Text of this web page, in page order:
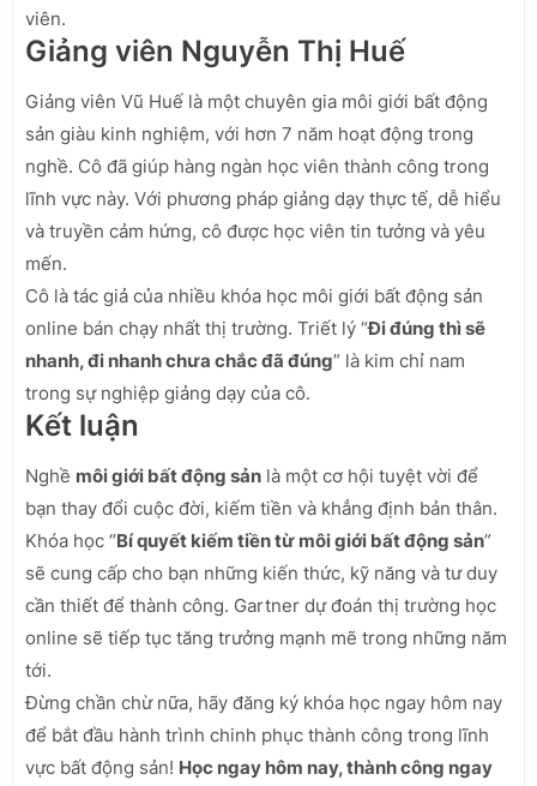
viên.
Giảng viên Nguyễn Thị Huế
Giảng viên Vũ Huế là một chuyên gia môi giới bất động
sản giàu kinh nghiệm, với hơn 7 năm hoạt động trong
nghề. Cô đã giúp hàng ngàn học viên thành công trong
lĩnh vực này. Với phương pháp giảng dạy thực tế, dễ hiểu
và truyền cảm hứng, cô được học viên tin tưởng và yêu
mến.
Cô là tác giả của nhiều khóa học môi giới bất động sản
online bán chạy nhất thị trường. Triết lý “Đi đúng thì sẽ
nhanh, đi nhanh chưa chắc đã đúng” là kim chỉ nam
trong sự nghiệp giảng dạy của cô.
Kết luận
Nghề môi giới bất động sản là một cơ hội tuyệt vời để
bạn thay đổi cuộc đời, kiếm tiền và khẳng định bản thân.
Khóa học “Bí quyết kiếm tiền từ môi giới bất động sản”
sẽ cung cấp cho bạn những kiến thức, kỹ năng và tư duy
cần thiết để thành công. Gartner dự đoán thị trường học
online sẽ tiếp tục tăng trưởng mạnh mẽ trong những năm
tới.
Đừng chần chừ nữa, hãy đăng ký khóa học ngay hôm nay
để bắt đầu hành trình chinh phục thành công trong lĩnh
vực bất động sản! Học ngay hôm nay, thành công ngay